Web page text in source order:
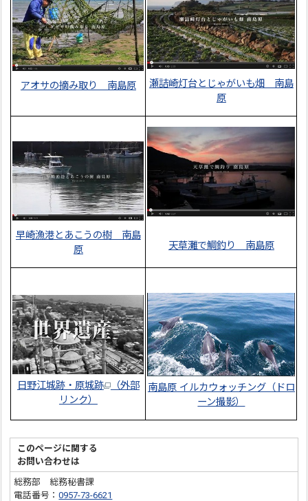
アオサの摘み取り 南島原
瀬詰崎灯台とじゃがいも畑 南島
原
早崎漁港とあこうの樹 南島
原
天草灘で鯛釣り 南島原
日野江城跡・原城跡 （外部
リンク）
南島原 イルカウォッチング（ドロ
ーン撮影）
このページに関する
お問い合わせは
総務部 総務秘書課
電話番号：0957-73-6621